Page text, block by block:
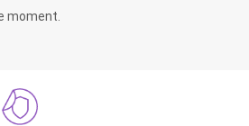
moment.